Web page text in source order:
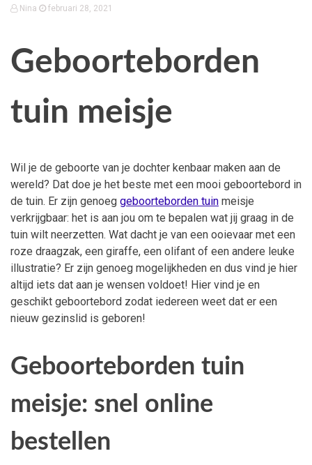
Nina februari 28, 2021
Geboorteborden
tuin meisje
Wil je de geboorte van je dochter kenbaar maken aan de
wereld? Dat doe je het beste met een mooi geboortebord in
de tuin. Er zijn genoeg geboorteborden tuin meisje
verkrijgbaar: het is aan jou om te bepalen wat jij graag in de
tuin wilt neerzetten. Wat dacht je van een ooievaar met een
roze draagzak, een giraffe, een olifant of een andere leuke
illustratie? Er zijn genoeg mogelijkheden en dus vind je hier
altijd iets dat aan je wensen voldoet! Hier vind je en
geschikt geboortebord zodat iedereen weet dat er een
nieuw gezinslid is geboren!
Geboorteborden tuin
meisje: snel online
bestellen